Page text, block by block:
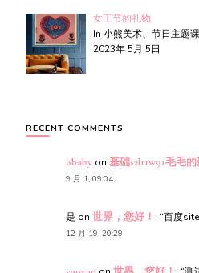
女王节的礼物
In 小熊美术、节日主题课
2023年 5月 5日
RECENT COMMENTS
obaby on 基础s2l11w91毛毛
9 月 1, 09:04
是 on 世界，您好！ : “百度
12 月 19, 20:29